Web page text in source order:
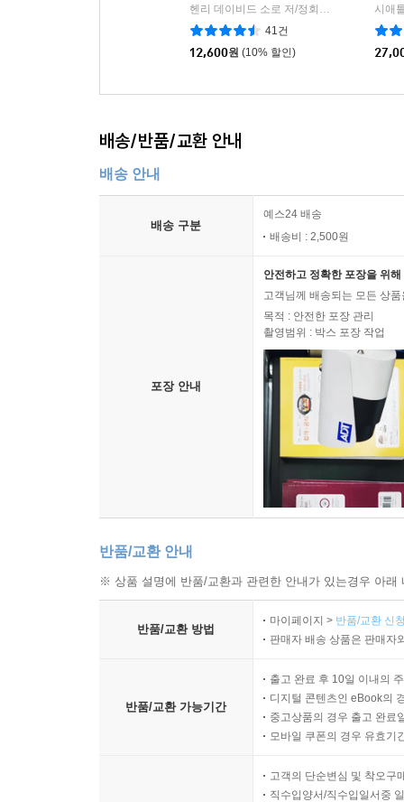
헨리 데이비드 소로 저/정회성 역
민음사
41건
12,600원 (10% 할인)
시애
배송/반품/교환 안내
배송 안내
배송 구분
예스24 배송
배송비 : 2,500원
포장 안내
안전하고 정확한 포장을 위
고객님께 배송되는 모든 상
목적 : 안전한 포장 관리
촬영범위 : 박스 포장 작업
반품/교환 안내
※ 상품 설명에 반품/교환과 관련한 안내가 있는경우 아
반품/교환 방법
마이페이지 > 반품/교환 신
판매자 배송 상품은 판매자
반품/교환 가능기간
출고 완료 후 10일 이내의
디지털 콘텐츠인 eBook의
중고상품의 경우 출고 완료
모바일 쿠폰의 경우 유효기
고객의 단순변심 및 착오구
직수입양서/직수입일서중